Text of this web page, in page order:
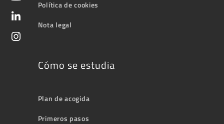
Política de cookies
Nota legal
Cómo se estudia
Plan de acogida
Primeros pasos